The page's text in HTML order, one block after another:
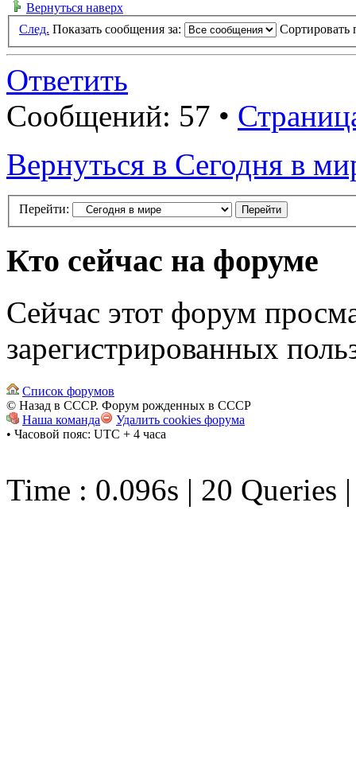
Вернуться наверх
След. Показать сообщения за: Сортировать
Ответить
Сообщений: 57 •
Вернуться в Сегодня в
Перейти:
Кто сейчас на форуме
Сейчас этот форум
зарегистрированных
Список форумов
© Назад в СССР. Форум рожденных в СССР
Наша команда
Удалить cookies форума
• Часовой пояс: UTC + 4 часа
Time : 0.096s | 20 Queries